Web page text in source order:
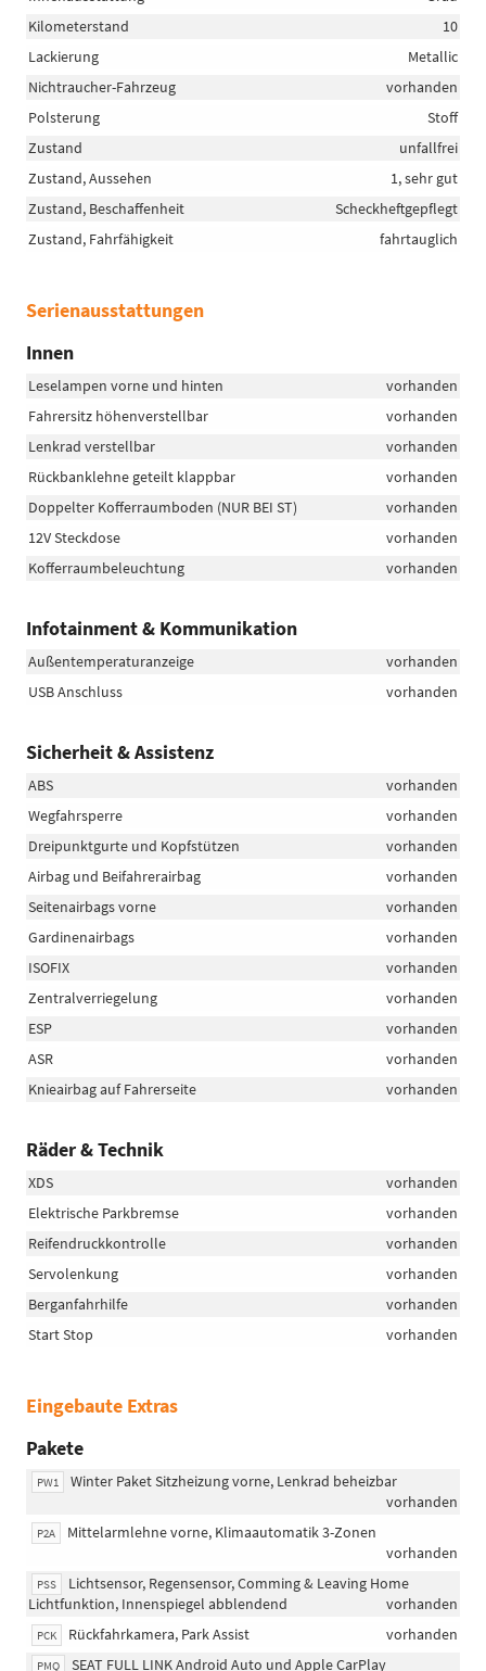
Kilometerstand
10
Lackierung
Metallic
Nichtraucher-Fahrzeug
vorhanden
Polsterung
Stoff
Zustand
unfallfrei
Zustand, Aussehen
1, sehr gut
Zustand, Beschaffenheit
Scheckheftgepflegt
Zustand, Fahrfähigkeit
fahrtauglich
Serienausstattungen
Innen
Leselampen vorne und hinten
vorhanden
Fahrersitz höhenverstellbar
vorhanden
Lenkrad verstellbar
vorhanden
Rückbanklehne geteilt klappbar
vorhanden
Doppelter Kofferraumboden (NUR BEI ST)
vorhanden
12V Steckdose
vorhanden
Kofferraumbeleuchtung
vorhanden
Infotainment & Kommunikation
Außentemperaturanzeige
vorhanden
USB Anschluss
vorhanden
Sicherheit & Assistenz
ABS
vorhanden
Wegfahrsperre
vorhanden
Dreipunktgurte und Kopfstützen
vorhanden
Airbag und Beifahrerairbag
vorhanden
Seitenairbags vorne
vorhanden
Gardinenairbags
vorhanden
ISOFIX
vorhanden
Zentralverriegelung
vorhanden
ESP
vorhanden
ASR
vorhanden
Knieairbag auf Fahrerseite
vorhanden
Räder & Technik
XDS
vorhanden
Elektrische Parkbremse
vorhanden
Reifendruckkontrolle
vorhanden
Servolenkung
vorhanden
Berganfahrhilfe
vorhanden
Start Stop
vorhanden
Eingebaute Extras
Pakete
PW1
Winter Paket Sitzheizung vorne, Lenkrad beheizbar
vorhanden
P2A
Mittelarmlehne vorne, Klimaautomatik 3-Zonen
vorhanden
PSS
Lichtsensor, Regensensor, Comming & Leaving Home
Lichtfunktion, Innenspiegel abblendend
vorhanden
PCK Rückfahrkamera, Park Assist vorhanden
PMQ
SEAT FULL LINK Android Auto und Apple CarPlay